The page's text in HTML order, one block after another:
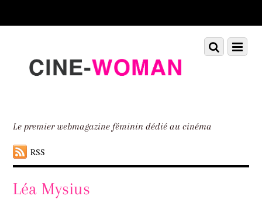
down
Le premier webmagazine féminin dédié au cinéma
RSS
Menu
Scroll
down
Léa Mysius